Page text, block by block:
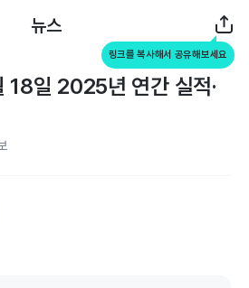
뉴스
링크를 복사해서 공유해보세요
18일 2025년 연간 실적·